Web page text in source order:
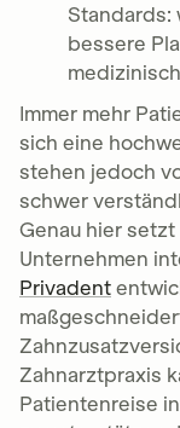
Standards:
bessere
Immer mehr
sich eine
stehen jedoch
schwer
Genau hier
Unternehmen
Privadent
Zahnarztpraxis
Patientenreise